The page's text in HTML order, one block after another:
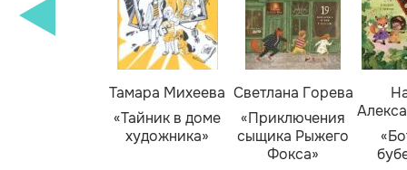
Тамара Михеева
«Тайник в доме
художника»
Светлана Горева
«Приключения
сыщика Рыжего
Фокса»